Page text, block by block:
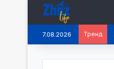
7.08.2026 Тренд